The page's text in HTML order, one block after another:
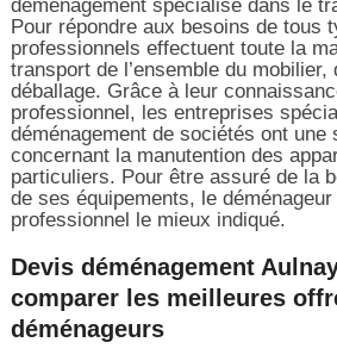
déménagement spécialisé dans le
Pour répondre aux besoins de tous
professionnels effectuent toute la
transport de l’ensemble du mobilier,
déballage. Grâce à leur
professionnel, les entreprises
déménagement de sociétés ont une
concernant la manutention des
particuliers. Pour être assuré de la
de ses équipements, le
professionnel le mieux indiqué.
Devis déménagement
comparer les meilleures
déménageurs